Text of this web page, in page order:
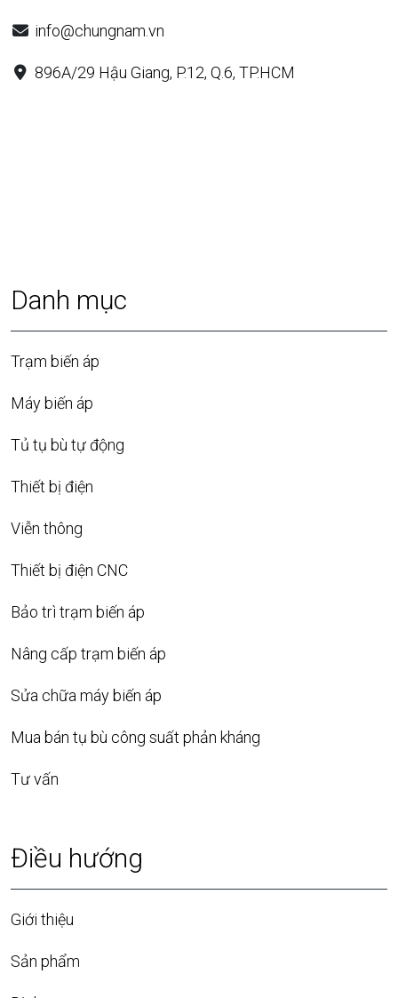
info@chungnam.vn
896A/29 Hậu Giang, P.12, Q.6, TP.HCM
Danh mục
Trạm biến áp
Máy biến áp
Tủ tụ bù tự động
Thiết bị điện
Viễn thông
Thiết bị điện CNC
Bảo trì trạm biến áp
Nâng cấp trạm biến áp
Sửa chữa máy biến áp
Mua bán tụ bù công suất phản kháng
Tư vấn
Điều hướng
Giới thiệu
Sản phẩm